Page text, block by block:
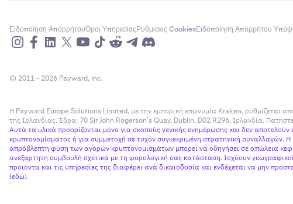
Δεδομένα αγοράς
Ειδοποίηση ΑπορρήτουΌροι ΥπηρεσίαςΡυθμίσεις CookiesΕιδοποίηση Απορρήτου
© 2011 - 2026 Payward, Inc.
Η Payward Europe Solutions Limited, με την εμπορική επωνυμία Kraken, ρυθμίζεται
της Ιρλανδίας. Έδρα: 70 Sir John Rogerson’s Quay, Dublin, D02 R296, Ιρλανδία.
Αυτά τα υλικά προορίζονται μόνο για σκοπούς γενικής ενημέρωσης και δεν
κρυπτονομίσματος ή για συμμετοχή σε τυχόν συγκεκριμένη στρατηγική συναλλαγών.
απρόβλεπτη φύση των αγορών κρυπτονομισμάτων μπορεί να οδηγήσει σε απώλεια
ανεξάρτητη συμβουλή σχετικά με τη φορολογική σας κατάσταση. Ισχύουν
προϊόντα και τις υπηρεσίες της διαφέρει ανά δικαιοδοσία και ενδέχεται να μην
(εδώ).